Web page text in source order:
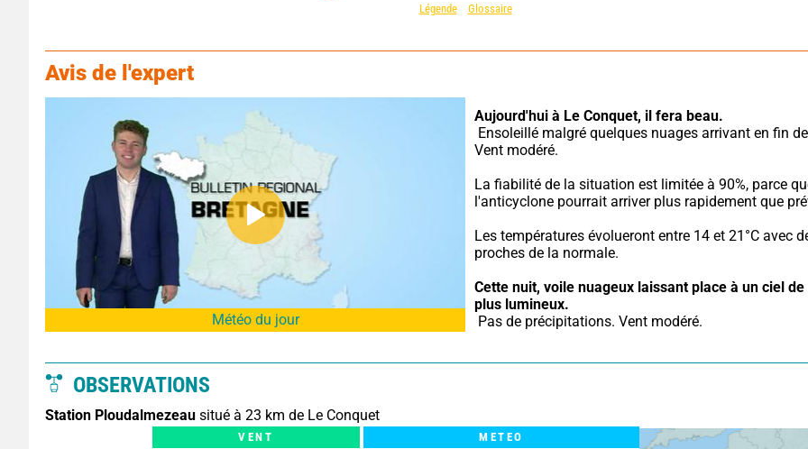
Légende
Glossaire
Avis de l'expert
Météo du jour
Aujourd'hui à Le Conquet, il fera beau.
Vent modéré.
La fiabilité de la situation est limitée à 90%, parce
l'anticyclone pourrait arriver plus rapidement que
Les températures évolueront entre 14 et 21°C avec
proches de la normale.
Cette nuit, voile nuageux laissant place à un ciel de
plus lumineux.
Pas de précipitations. Vent modéré.
OBSERVATIONS
Station Ploudalmezeau situé à 23 km de Le Conquet
VENT METEO